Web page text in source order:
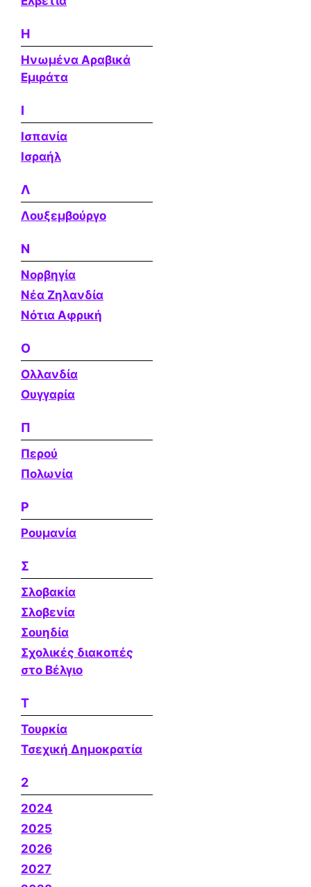
Η
Ηνωμένα Αραβικά
Εμιράτα
Ι
Ισπανία
Ισραήλ
Λ
Λουξεμβούργο
Ν
Νορβηγία
Νέα Ζηλανδία
Νότια Αφρική
Ο
Ολλανδία
Ουγγαρία
Π
Περού
Πολωνία
Ρ
Ρουμανία
Σ
Σλοβακία
Σλοβενία
Σουηδία
Σχολικές διακοπές
στο Βέλγιο
Τ
Τουρκία
Τσεχική Δημοκρατία
2
2024
2025
2026
2027